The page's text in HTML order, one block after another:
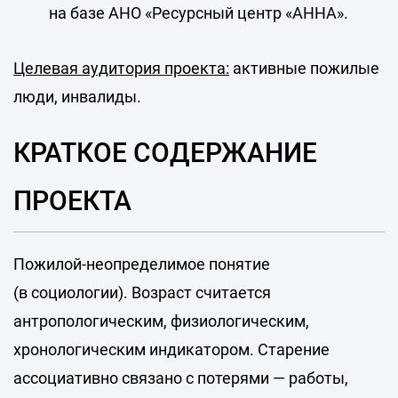
на базе АНО «Ресурсный центр «АННА».
Целевая аудитория проекта: активные пожилые
люди, инвалиды.
КРАТКОЕ СОДЕРЖАНИЕ
ПРОЕКТА
Пожилой-неопределимое понятие
(в социологии). Возраст считается
антропологическим, физиологическим,
хронологическим индикатором. Старение
ассоциативно связано с потерями — работы,